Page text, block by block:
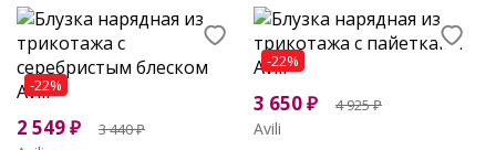
-22%
2 549₽ 3 440₽
-22%
3 650₽ 4 925₽
Avili